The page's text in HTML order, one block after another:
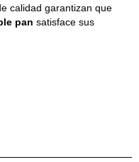
calidad garantizan que
pan satisface sus